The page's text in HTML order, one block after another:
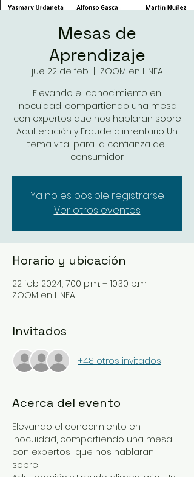
Mesas de
Aprendizaje
jue 22 de feb
ZOOM en LINEA
Elevando el conocimiento en
inocuidad, compartiendo una mesa
con expertos que nos hablaran sobre
Adulteración y Fraude alimentario Un
tema vital para la confianza del
consumidor.
Ya no es posible registrarse
Ver otros eventos
Horario y ubicación
22 feb 2024, 7:00 p.m. – 10:30 p.m.
ZOOM en LINEA
Invitados
+48 otros invitados
Acerca del evento
Elevando el conocimiento en
inocuidad, compartiendo una mesa
con expertos  que nos hablaran
sobre